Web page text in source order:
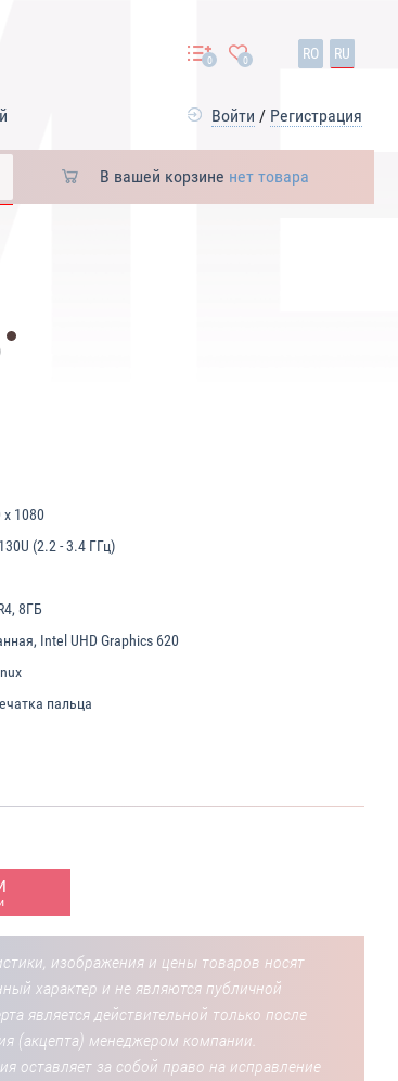
0 0 RO RU
Войти / Регистрация
В вашей корзине нет товара
x 1080
(2.2 - 3.4 ГГц)
8ГБ
Intel UHD Graphics 620
пальца
изображения и цены товаров носят
характер и не являются публичной
является действительной только после
(акцепта) менеджером компании.
оставляет за собой право на исправление